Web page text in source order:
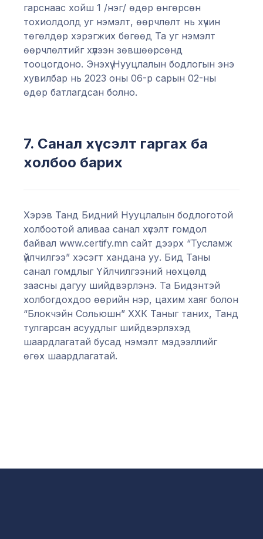
гарснаас хойш 1 /нэг/ өдөр өнгөрсөн
тохиолдолд уг нэмэлт, өөрчлөлт нь хүчин
төгөлдөр хэрэгжих бөгөөд Та уг нэмэлт
өөрчлөлтийг хүлээн зөвшөөрсөнд
тооцогдоно. Энэхүү Нууцлалын бодлогын энэ
хувилбар нь 2023 оны 06-р сарын 02-ны
өдөр батлагдсан болно.
7. Санал хүсэлт гаргах ба
холбоо барих
Хэрэв Танд Бидний Нууцлалын бодлоготой
холбоотой аливаа санал хүсэлт гомдол
байвал www.certify.mn сайт дээрх “Тусламж
үйлчилгээ” хэсэгт хандана уу. Бид Таны
санал гомдлыг Үйлчилгээний нөхцөлд
заасны дагуу шийдвэрлэнэ. Та Бидэнтэй
холбогдохдоо өөрийн нэр, цахим хаяг болон
“Блокчэйн Сольюшн” ХХК Таныг таних, Танд
тулгарсан асуудлыг шийдвэрлэхэд
шаардлагатай бусад нэмэлт мэдээллийг
өгөх шаардлагатай.